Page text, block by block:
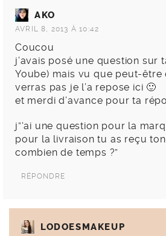
AKO
AVRIL 8, 2013 À 10:42
Coucou
j’avais posé une question sur
Yoube) mais vu que peut-être
verras pas je l’a repose ici 🙂
et merdi d’avance pour ta
j”‘ai une question pour la
pour la livraison tu as reçu
combien de temps ?”
RÉPONDRE
LODOESMAKEUP